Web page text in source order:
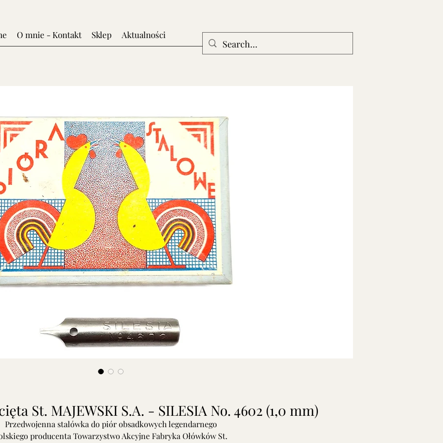
O mnie - Kontakt Sklep Aktualności
St. MAJEWSKI S.A. - SILESIA No. 4602 (1,0 mm)
Przedwojenna stalówka do piór obsadkowych legendarnego
producenta Towarzystwo Akcyjne Fabryka Ołówków St.